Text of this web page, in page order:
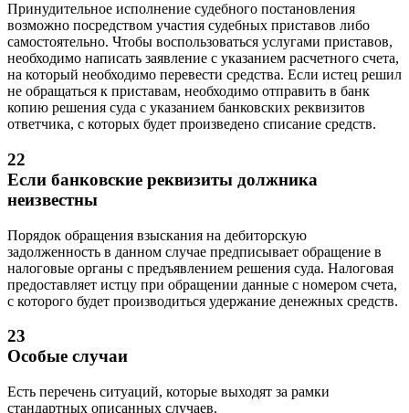
Принудительное исполнение судебного постановления
возможно посредством участия судебных приставов либо
самостоятельно. Чтобы воспользоваться услугами приставов,
необходимо написать заявление с указанием расчетного счета,
на который необходимо перевести средства. Если истец решил
не обращаться к приставам, необходимо отправить в банк
копию решения суда с указанием банковских реквизитов
ответчика, с которых будет произведено списание средств.
22
Если банковские реквизиты должника
неизвестны
Порядок обращения взыскания на дебиторскую
задолженность в данном случае предписывает обращение в
налоговые органы с предъявлением решения суда. Налоговая
предоставляет истцу при обращении данные с номером счета,
с которого будет производиться удержание денежных средств.
23
Особые случаи
Есть перечень ситуаций, которые выходят за рамки
стандартных описанных случаев.